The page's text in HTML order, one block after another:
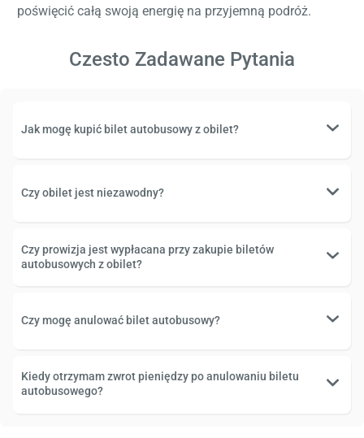
poświęcić całą swoją energię na przyjemną podróż.
Czesto Zadawane Pytania
Jak mogę kupić bilet autobusowy z obilet?
Czy obilet jest niezawodny?
Czy prowizja jest wypłacana przy zakupie biletów
autobusowych z obilet?
Czy mogę anulować bilet autobusowy?
Kiedy otrzymam zwrot pieniędzy po anulowaniu biletu
autobusowego?